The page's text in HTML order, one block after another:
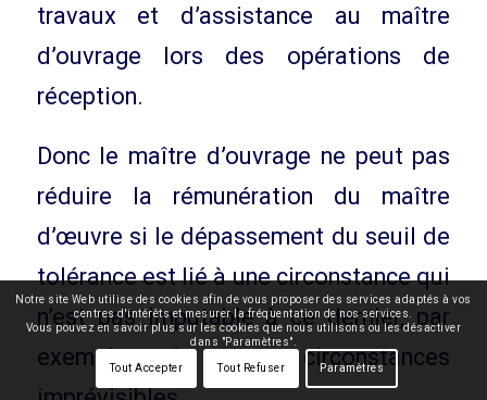
travaux et d’assistance au maître
d’ouvrage lors des opérations de
réception.
Donc le maître d’ouvrage ne peut pas
réduire la rémunération du maître
d’œuvre si le dépassement du seuil de
tolérance est lié à une circonstance qui
n’est pas imputable à ce dernier, par
exemple, à des circonstances
Notre site Web utilise des cookies afin de vous proposer des services adaptés à vos
centres d'intérêts et mesurer la fréquentation de nos services.
Vous pouvez en savoir plus sur les cookies que nous utilisons ou les désactiver
dans "Paramètres".
Tout Accepter Tout Refuser Paramètres